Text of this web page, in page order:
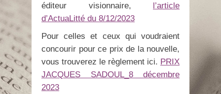
éditeur visionnaire, l’article
d’ActuaLitté du 8/12/2023
Pour celles et ceux qui voudraient
concourir pour ce prix de la nouvelle,
vous trouverez le règlement ici. PRIX
JACQUES SADOUL_8 décembre
2023